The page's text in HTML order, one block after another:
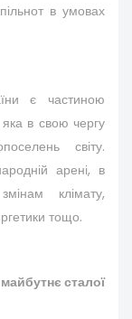
в умовах
є частиною
в свою чергу
світу.
арені, в
клімату,
тощо.
сталої